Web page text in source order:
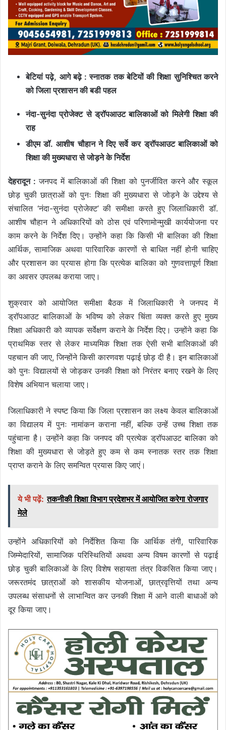
बेटियां पढ़े, आगे बढ़े : स्नातक तक बेटियों की शिक्षा सुनिश्चित करने
को जिला प्रशासन की बडी पहल
नंदा-सुनंदा प्रोजेक्ट से ड्रॉपआउट बालिकाओं को मिलेगी शिक्षा की
राह
डीएम डॉ. आशीष चौहान ने दिए सर्वे कर ड्रॉपआउट बालिकाओं को
शिक्षा की मुख्यधारा से जोड़ने के निर्देश
देहरादून : जनपद में बालिकाओं की शिक्षा को पुनर्जीवित करने और स्कूल
छोड़ चुकी छात्राओं को पुनः शिक्षा की मुख्यधारा से जोड़ने के उद्देश्य से
संचालित ‘नंदा-सुनंदा प्रोजेक्ट’ की समीक्षा करते हुए जिलाधिकारी डॉ.
आशीष चौहान ने अधिकारियों को ठोस एवं परिणामोन्मुखी कार्ययोजना पर
काम करने के निर्देश दिए। उन्होंने कहा कि किसी भी बालिका की शिक्षा
आर्थिक, सामाजिक अथवा पारिवारिक कारणों से बाधित नहीं होनी चाहिए
और प्रशासन का प्रयास होगा कि प्रत्येक बालिका को गुणवत्तापूर्ण शिक्षा
का अवसर उपलब्ध कराया जाए।
शुक्रवार को आयोजित समीक्षा बैठक में जिलाधिकारी ने जनपद में
ड्रॉपआउट बालिकाओं के भविष्य को लेकर चिंता व्यक्त करते हुए मुख्य
शिक्षा अधिकारी को व्यापक सर्वेक्षण कराने के निर्देश दिए। उन्होंने कहा कि
प्राथमिक स्तर से लेकर माध्यमिक शिक्षा तक ऐसी सभी बालिकाओं की
पहचान की जाए, जिन्होंने किसी कारणवश पढ़ाई छोड़ दी है। इन बालिकाओं
को पुनः विद्यालयों से जोड़कर उनकी शिक्षा को निरंतर बनाए रखने के लिए
विशेष अभियान चलाया जाए।
जिलाधिकारी ने स्पष्ट किया कि जिला प्रशासन का लक्ष्य केवल बालिकाओं
का विद्यालय में पुनः नामांकन कराना नहीं, बल्कि उन्हें उच्च शिक्षा तक
पहुंचाना है। उन्होंने कहा कि जनपद की प्रत्येक ड्रॉपआउट बालिका को
शिक्षा की मुख्यधारा से जोड़ते हुए कम से कम स्नातक स्तर तक शिक्षा
प्राप्त कराने के लिए समन्वित प्रयास किए जाएं।
ये भी पढ़ें: तकनीकी शिक्षा विभाग प्रदेशभर में आयोजित करेगा रोजगार
मेले
उन्होंने अधिकारियों को निर्देशित किया कि आर्थिक तंगी, पारिवारिक
जिम्मेदारियों, सामाजिक परिस्थितियों अथवा अन्य विषम कारणों से पढ़ाई
छोड़ चुकी बालिकाओं के लिए विशेष सहायता तंत्र विकसित किया जाए।
जरूरतमंद छात्राओं को शासकीय योजनाओं, छात्रवृत्तियों तथा अन्य
उपलब्ध संसाधनों से लाभान्वित कर उनकी शिक्षा में आने वाली बाधाओं को
दूर किया जाए।